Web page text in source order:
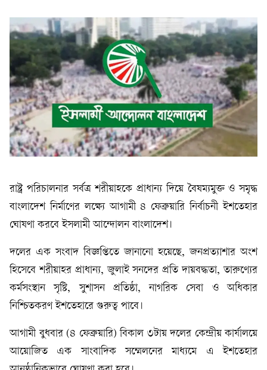
রাষ্ট্র পরিচালনার সর্বত্র শরীয়াহকে প্রাধান্য দিয়ে বৈষম্যমুক্ত ও সমৃদ্ধ
বাংলাদেশ নির্মাণের লক্ষ্যে আগামী ৪ ফেব্রুয়ারি নির্বাচনী ইশতেহার
ঘোষণা করবে ইসলামী আন্দোলন বাংলাদেশ।
দলের এক সংবাদ বিজ্ঞপ্তিতে জানানো হয়েছে, জনপ্রত্যাশার অংশ
হিসেবে শরীয়াহর প্রাধান্য, জুলাই সনদের প্রতি দায়বদ্ধতা, তারুণ্যের
কর্মসংস্থান সৃষ্টি, সুশাসন প্রতিষ্ঠা, নাগরিক সেবা ও অধিকার
নিশ্চিতকরণ ইশতেহারে গুরুত্ব পাবে।
আগামী বুধবার (৪ ফেব্রুয়ারি) বিকাল ৩টায় দলের কেন্দ্রীয় কার্যালয়ে
আয়োজিত এক সাংবাদিক সম্মেলনের মাধ্যমে এ ইশতেহার